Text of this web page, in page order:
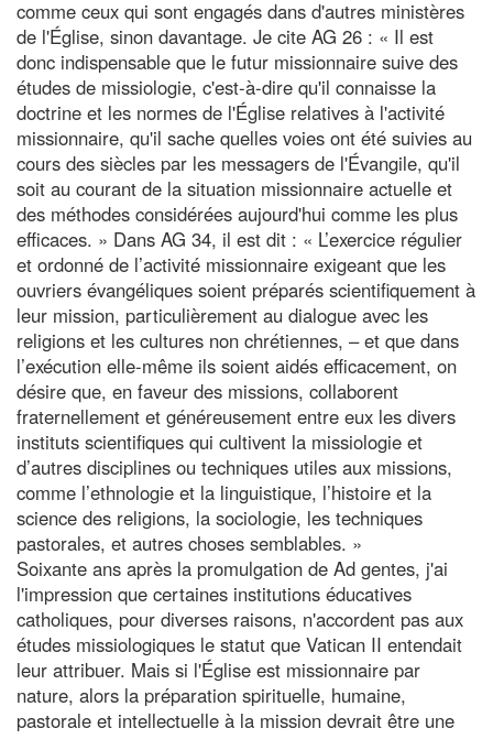
comme ceux qui sont engagés dans d'autres ministères
de l'Église, sinon davantage. Je cite AG 26 : « Il est
donc indispensable que le futur missionnaire suive des
études de missiologie, c'est-à-dire qu'il connaisse la
doctrine et les normes de l'Église relatives à l'activité
missionnaire, qu'il sache quelles voies ont été suivies au
cours des siècles par les messagers de l'Évangile, qu'il
soit au courant de la situation missionnaire actuelle et
des méthodes considérées aujourd'hui comme les plus
efficaces. » Dans AG 34, il est dit : « L’exercice régulier
et ordonné de l’activité missionnaire exigeant que les
ouvriers évangéliques soient préparés scientifiquement à
leur mission, particulièrement au dialogue avec les
religions et les cultures non chrétiennes, – et que dans
l’exécution elle-même ils soient aidés efficacement, on
désire que, en faveur des missions, collaborent
fraternellement et généreusement entre eux les divers
instituts scientifiques qui cultivent la missiologie et
d’autres disciplines ou techniques utiles aux missions,
comme l’ethnologie et la linguistique, l’histoire et la
science des religions, la sociologie, les techniques
pastorales, et autres choses semblables. »
Soixante ans après la promulgation de Ad gentes, j'ai
l'impression que certaines institutions éducatives
catholiques, pour diverses raisons, n'accordent pas aux
études missiologiques le statut que Vatican II entendait
leur attribuer. Mais si l'Église est missionnaire par
nature, alors la préparation spirituelle, humaine,
pastorale et intellectuelle à la mission devrait être une